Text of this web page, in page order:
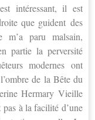
intéressant, il est
que guident des
m’a paru malsain,
partie la perversité
modernes ont
de la Bête du
Hermary Vieille
à la facilité d’une